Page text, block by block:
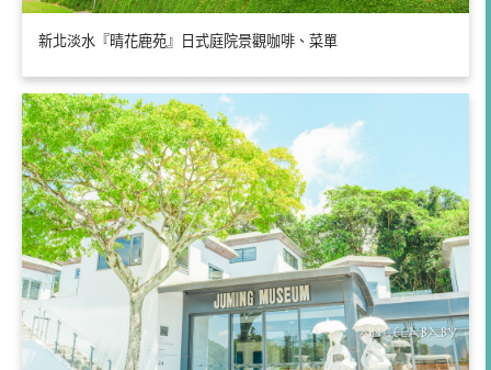
新北淡水『晴花鹿苑』日式庭院景觀咖啡、菜單